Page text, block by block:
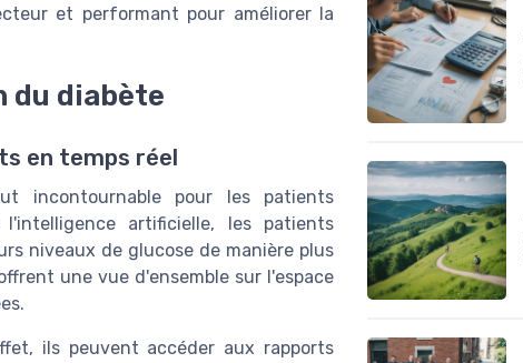
et performant pour améliorer la
du diabète
en temps réel
incontournable pour les patients
artificielle, les patients
niveaux de glucose de manière plus
une vue d'ensemble sur l'espace
ils peuvent accéder aux rapports